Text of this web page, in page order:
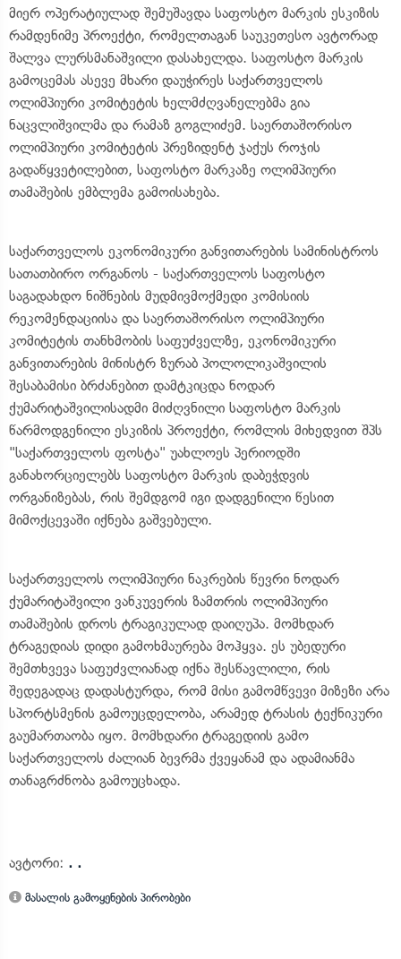
მიერ ოპერატიულად შემუშავდა საფოსტო მარკის ესკიზის
რამდენიმე პროექტი, რომელთაგან საუკეთესო ავტორად
შალვა ლურსმანაშვილი დასახელდა. საფოსტო მარკის
გამოცემას ასევე მხარი დაუჭირეს საქართველოს
ოლიმპიური კომიტეტის ხელმძღვანელებმა გია
ნაცვლიშვილმა და რამაზ გოგლიძემ. საერთაშორისო
ოლიმპიური კომიტეტის პრეზიდენტ ჯაქუს როჯის
გადაწყვეტილებით, საფოსტო მარკაზე ოლიმპიური
თამაშების ემბლემა გამოისახება.
საქართველოს ეკონომიკური განვითარების სამინისტროს
სათათბირო ორგანოს - საქართველოს საფოსტო
საგადახდო ნიშნების მუდმივმოქმედი კომისიის
რეკომენდაციისა და საერთაშორისო ოლიმპიური
კომიტეტის თანხმობის საფუძველზე, ეკონომიკური
განვითარების მინისტრ ზურაბ პოლოლიკაშვილის
შესაბამისი ბრძანებით დამტკიცდა ნოდარ
ქუმარიტაშვილისადმი მიძღვნილი საფოსტო მარკის
წარმოდგენილი ესკიზის პროექტი, რომლის მიხედვით შპს
"საქართველოს ფოსტა" უახლოეს პერიოდში
განახორციელებს საფოსტო მარკის დაბეჭდვის
ორგანიზებას, რის შემდგომ იგი დადგენილი წესით
მიმოქცევაში იქნება გაშვებული.
საქართველოს ოლიმპიური ნაკრების წევრი ნოდარ
ქუმარიტაშვილი ვანკუვერის ზამთრის ოლიმპიური
თამაშების დროს ტრაგიკულად დაიღუპა. მომხდარ
ტრაგედიას დიდი გამოხმაურება მოჰყვა. ეს უბედური
შემთხვევა საფუძვლიანად იქნა შესწავლილი, რის
შედეგადაც დადასტურდა, რომ მისი გამომწვევი მიზეზი არა
სპორტსმენის გამოუცდელობა, არამედ ტრასის ტექნიკური
გაუმართაობა იყო. მომხდარი ტრაგედიის გამო
საქართველოს ძალიან ბევრმა ქვეყანამ და ადამიანმა
თანაგრძნობა გამოუცხადა.
ავტორი: . .
მასალის გამოყენების პირობები